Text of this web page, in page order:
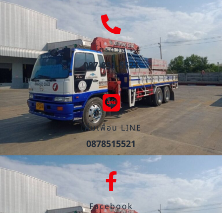
โทรด่วน
087-851-5521
เพิ่มเพื่อน LINE
0878515521
Facebook